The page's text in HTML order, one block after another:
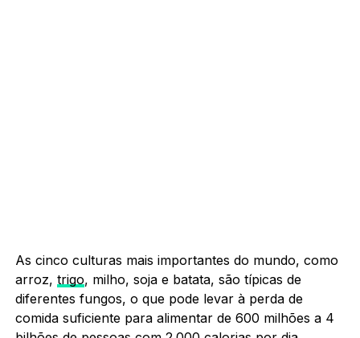
As cinco culturas mais importantes do mundo, como
arroz, trigo, milho, soja e batata, são típicas de
diferentes fungos, o que pode levar à perda de
comida suficiente para alimentar de 600 milhões a 4